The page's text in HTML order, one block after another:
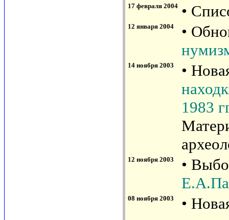
17 февраля 2004 •
12 января 2004
•
14 ноября 2003
•
1983
12 ноября 2003
•
08 ноября 2003
•